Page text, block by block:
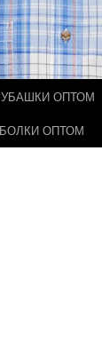
ОПТОМ
ОПТОМ